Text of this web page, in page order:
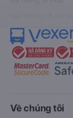
Về chúng tôi